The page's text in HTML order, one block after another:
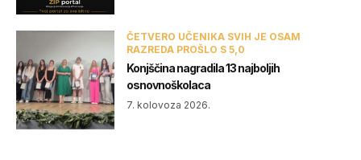
ČETVERO UČENIKA SVIH JE OSAM
RAZREDA PROŠLO S 5,0
Konjščina nagradila 13 najboljih
osnovnoškolaca
7. kolovoza 2026.